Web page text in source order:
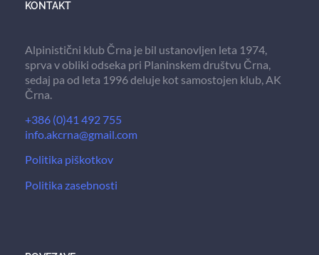
KONTAKT
Alpinistični klub Črna je bil ustanovljen leta 1974,
sprva v obliki odseka pri Planinskem društvu Črna,
sedaj pa od leta 1996 deluje kot samostojen klub, AK
Črna.
+386 (0)41 492 755
info.akcrna@gmail.com
Politika piškotkov
Politika zasebnosti